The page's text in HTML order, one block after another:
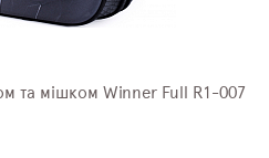
Шкільний рюкзак з пеналом та мішком Winner Full R1-007